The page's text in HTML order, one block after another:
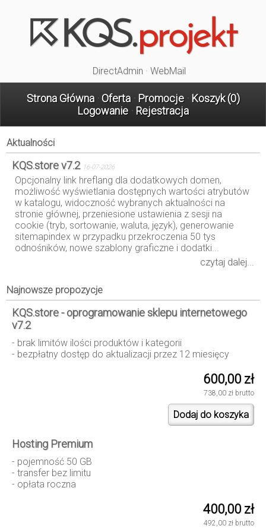
DirectAdmin · WebMail
Strona Główna· Oferta· Promocje· Koszyk (0)
Logowanie· Rejestracja
Aktualności
KQS.store v7.2 16-07-2026
Opcjonalny link hreflang dla dodatkowych domen,
możliwość wyświetlania dostępnych wartości atrybutów
w katalogu, widoczność wybranych aktualności na
stronie głównej, przeniesione ustawienia z sesji na
cookie (tryb, sortowanie, waluta, język), generowanie
sitemapindex w przypadku przekroczenia 50 tys
odnośników, nowe szablony graficzne i dodatki...
czytaj dalej...
Najnowsze propozycje
KQS.store - oprogramowanie sklepu internetowego
v7.2
- brak limitów ilości produktów i kategorii
- bezpłatny dostęp do aktualizacji przez 12 miesięcy
600,00 zł
738,00 zł brutto
Hosting Premium
- pojemność 50 GB
- transfer bez limitu
- opłata roczna
400,00 zł
492,00 zł brutto